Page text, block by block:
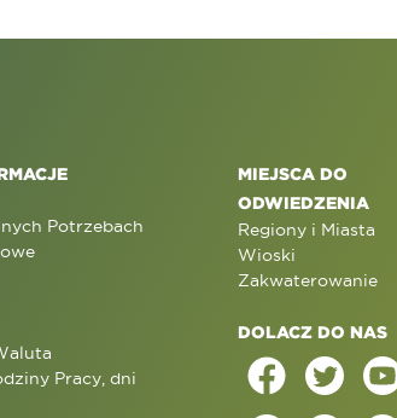
Potrzebach
Pracy, dni
MIEJSCA DO
ODWIEDZENIA
Regiony i Miasta
Wioski
Zakwaterowanie
DOLACZ DO NAS